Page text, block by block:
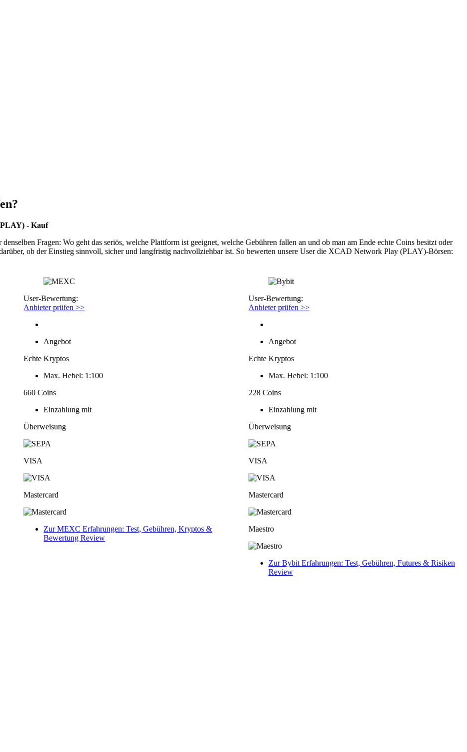
- Kauf
Fragen: Wo geht das seriös, welche Plattform ist geeignet, welche Gebühren fallen an und ob man am Ende echte Coins besitzt oder
ob der Einstieg sinnvoll, sicher und langfristig nachvollziehbar ist. So bewerten unsere User die XCAD Network Play (PLAY)-Börsen:
User-Bewertung:
Anbieter prüfen >>
Angebot
Echte Kryptos
Max. Hebel: 1:100
660 Coins
Einzahlung mit
Überweisung
VISA
Mastercard
Zur MEXC Erfahrungen: Test, Gebühren, Kryptos &
Bewertung Review
User-Bewertung:
Anbieter prüfen >>
Angebot
Echte Kryptos
Max. Hebel: 1:100
228 Coins
Einzahlung mit
Überweisung
VISA
Mastercard
Maestro
Zur Bybit Erfahrungen: Test, Gebühren, Futures & Risiken
Review